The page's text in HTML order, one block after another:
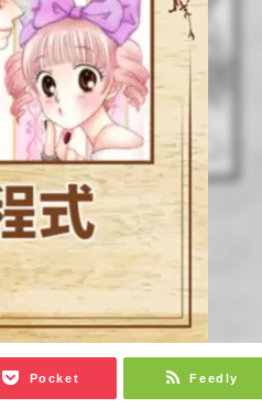
Pocket Feedly